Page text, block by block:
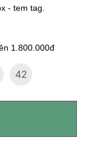
- tem tag.
1.800.000đ
42